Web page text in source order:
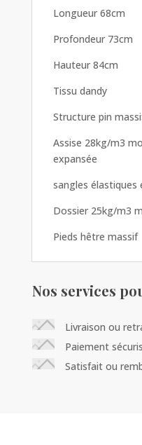
Longueur 68cm
Profondeur 73cm
Hauteur 84cm
Tissu dandy
Structure pin
Assise 28kg/m3
expansée
sangles élastiques
Dossier 25kg/m3
Pieds hêtre massif
Nos services
Livraison ou
Paiement
Satisfait ou